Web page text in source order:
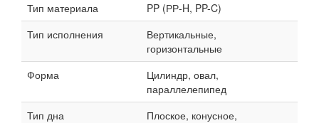
Тип материала
PP (РР-H, PP-C)
Тип исполнения
Вертикальные,
горизонтальные
Форма
Цилиндр, овал,
параллелепипед
Тип дна
Плоское, конусное,